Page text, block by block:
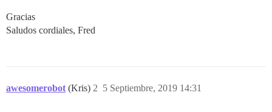
Gracias
Saludos cordiales, Fred
awesomerobot (Kris) 5 Septiembre, 2019 14:31
2